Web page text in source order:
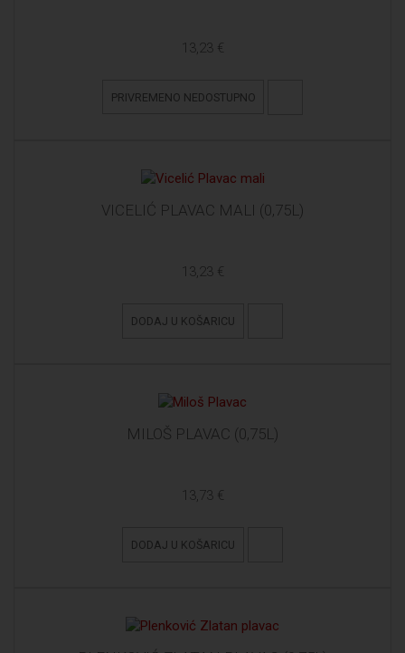
13,23 €
PRIVREMENO NEDOSTUPNO
VICELIĆ PLAVAC MALI (0,75L)
13,23 €
DODAJ U KOŠARICU
MILOŠ PLAVAC (0,75L)
13,73 €
DODAJ U KOŠARICU